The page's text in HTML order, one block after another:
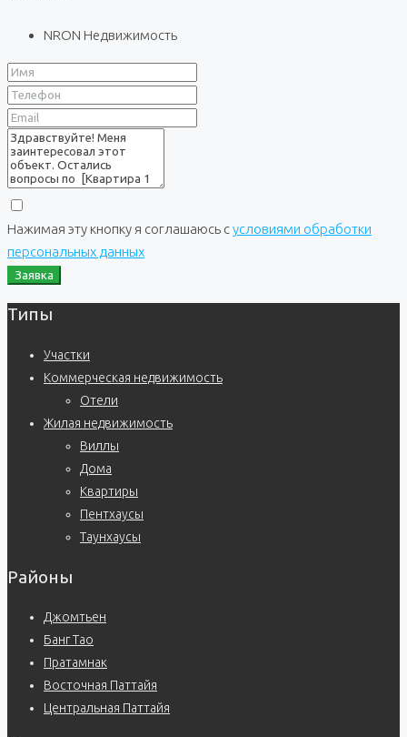
NRON Недвижимость
Нажимая эту кнопку я соглашаюсь сусловиями обработки
персональных данных
Заявка
Типы
Участки
Коммерческая недвижимость
Отели
Жилая недвижимость
Виллы
Дома
Квартиры
Пентхаусы
Таунхаусы
Районы
Джомтьен
Банг Тао
Пратамнак
Восточная Паттайя
Центральная Паттайя